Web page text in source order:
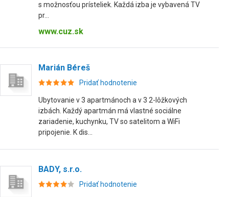
s možnosťou prísteliek. Každá izba je vybavená TV
pr...
www.cuz.sk
Marián Béreš
Pridať hodnotenie
Ubytovanie v 3 apartmánoch a v 3 2-lôžkových
izbách. Každý apartmán má vlastné sociálne
zariadenie, kuchynku, TV so satelitom a WiFi
pripojenie. K dis...
BADY, s.r.o.
Pridať hodnotenie